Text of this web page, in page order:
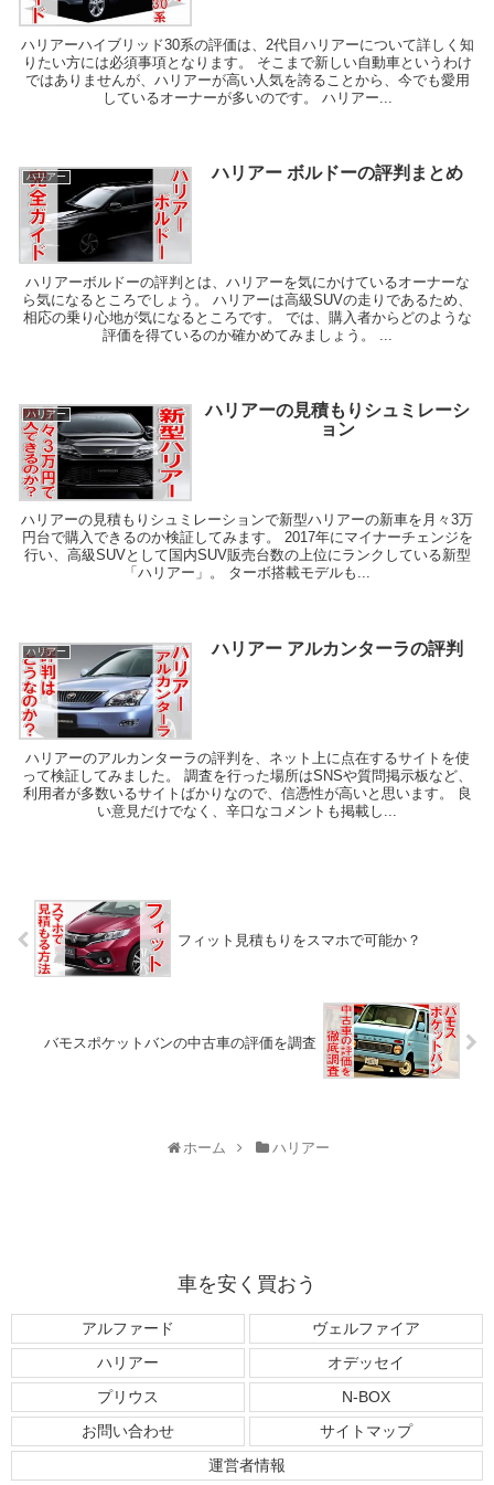
ハリアーハイブリッド30系の評価は、2代目ハリアーについて詳しく知
りたい方には必須事項となります。 そこまで新しい自動車というわけ
ではありませんが、ハリアーが高い人気を誇ることから、今でも愛用
しているオーナーが多いのです。 ハリアー...
ハリアー ハリアー ボルドーの評判まとめ
ハリアーボルドーの評判とは、ハリアーを気にかけているオーナーな
ら気になるところでしょう。 ハリアーは高級SUVの走りであるため、
相応の乗り心地が気になるところです。 では、購入者からどのような
評価を得ているのか確かめてみましょう。 ...
ハリアー
ハリアーの見積もりシュミレーシ
ョン
ハリアーの見積もりシュミレーションで新型ハリアーの新車を月々3万
円台で購入できるのか検証してみます。 2017年にマイナーチェンジを
行い、高級SUVとして国内SUV販売台数の上位にランクしている新型
「ハリアー」。 ターボ搭載モデルも...
ハリアー ハリアー アルカンターラの評判
ハリアーのアルカンターラの評判を、ネット上に点在するサイトを使
って検証してみました。 調査を行った場所はSNSや質問掲示板など、
利用者が多数いるサイトばかりなので、信憑性が高いと思います。 良
い意見だけでなく、辛口なコメントも掲載し...
フィット見積もりをスマホで可能か？
バモスポケットバンの中古車の評価を調査
ホーム ハリアー
車を安く買おう
アルファード
ヴェルファイア
ハリアー
オデッセイ
プリウス
N-BOX
お問い合わせ
サイトマップ
運営者情報